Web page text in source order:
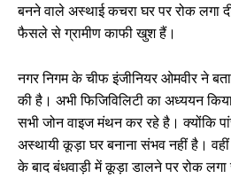
बनने वाले अस्थाई कचरा घर पर रोक लगा
फैसले से ग्रामीण काफी खुश हैं।
नगर निगम के चीफ इंजीनियर ओमवीर ने
की है। अभी फिजिविलिटी का अध्ययन
सभी जोन वाइज मंथन कर रहे है। क्योंकि
अस्थायी कूड़ा घर बनाना संभव नहीं है।
के बाद बंधवाड़ी में कूड़ा डालने पर रोक लगा